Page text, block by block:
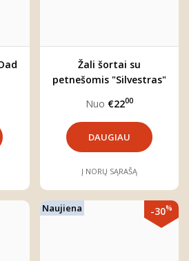
Žali šortai su
petnešomis "Silvestras"
Nuo €2200
DAUGIAU
Į NORŲ SĄRAŠĄ
Naujiena -30%